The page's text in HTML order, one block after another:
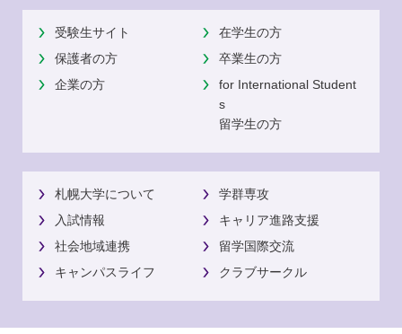
受験生サイト
在学生の方
保護者の方
卒業生の方
企業の方
for International Student
s
留学生の方
札幌大学について
学群専攻
入試情報
キャリア進路支援
社会地域連携
留学国際交流
キャンパスライフ
クラブサークル